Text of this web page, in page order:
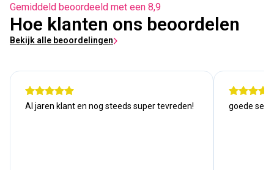
Gemiddeld beoordeeld met een 8,9
Hoe klanten ons beoordelen
Bekijk alle beoordelingen
Al jaren klant en nog steeds super tevreden! goede